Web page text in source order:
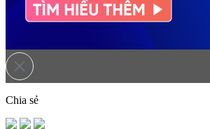
Chia sẻ